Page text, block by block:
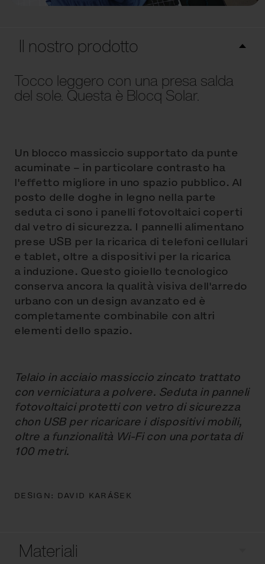
Il nostro prodotto
Tocco leggero con una presa salda
del sole. Questa è Blocq Solar.
Un blocco massiccio supportato da punte
acuminate – in particolare contrasto ha
l'effetto migliore in uno spazio pubblico. Al
posto delle doghe in legno nella parte
seduta ci sono i panelli fotovoltaici coperti
dal vetro di sicurezza. I pannelli alimentano
prese USB per la ricarica di telefoni cellulari
e tablet, oltre a dispositivi per la ricarica
a induzione. Questo gioiello tecnologico
conserva ancora la qualità visiva dell'arredo
urbano con un design avanzato ed è
completamente combinabile con altri
elementi dello spazio.
Telaio in acciaio massiccio zincato trattato
con verniciatura a polvere. Seduta in panneli
fotovoltaici protetti con vetro di sicurezza
chon USB per ricaricare i dispositivi mobili,
oltre a funzionalità Wi-Fi con una portata di
100 metri.
DESIGN: DAVID KARÁSEK
Materiali